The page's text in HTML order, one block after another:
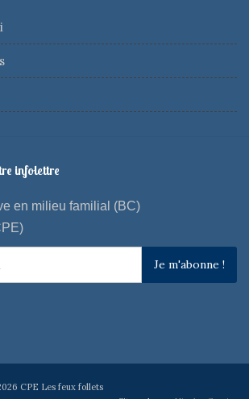
infolettre
en milieu familial (BC)
Je m'abonne !
CPE Les feux follets